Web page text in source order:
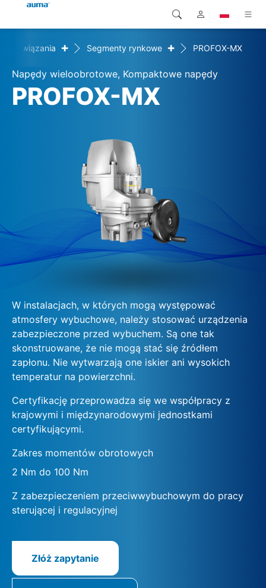
Produkty
Rozwiązania
Przedsiębiorstwo
Global
Europa
Ameryka Północna
Wyszukaj
Rozwiązania + Segmenty rynkowe + PROFOX-MX
Napędy wieloobrotowe, Kompaktowe napędy
PROFOX-MX
W instalacjach, w których mogą występować
atmosfery wybuchowe, należy stosować urządzenia
zabezpieczone przed wybuchem. Są one tak
skonstruowane, że nie mogą stać się źródłem
zapłonu. Nie wytwarzają one iskier ani wysokich
temperatur na powierzchni.
Certyfikację przeprowadza się we współpracy z
krajowymi i międzynarodowymi jednostkami
certyfikującymi.
Zakres momentów obrotowych
2 Nm do 100 Nm
Z zabezpieczeniem przeciwwybuchowym do pracy
sterującej i regulacyjnej
Złóż zapytanie